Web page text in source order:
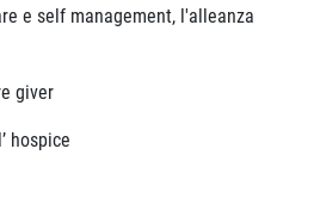
e self management, l'alleanza
giver
hospice